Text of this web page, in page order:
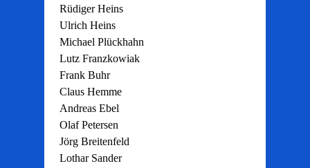
Rüdiger Heins
Ulrich Heins
Michael Plückhahn
Lutz Franzkowiak
Frank Buhr
Claus Hemme
Andreas Ebel
Olaf Petersen
Jörg Breitenfeld
Lothar Sander